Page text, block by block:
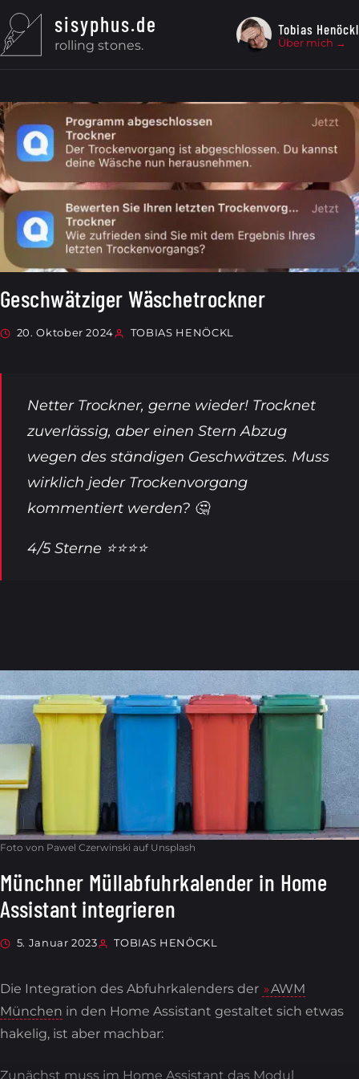
Zum Inhalt springen
sisyphus.de
rolling stones.
Tobias Henöckl
Über mich →
Smart Home
Geschwätziger Wäschetrockner
20. Oktober 2024 TOBIAS HENÖCKL
Netter Trockner, gerne wieder! Trocknet
zuverlässig, aber einen Stern Abzug
wegen des ständigen Geschwätzes. Muss
wirklich jeder Trockenvorgang
kommentiert werden? 🤔
4/5 Sterne ️⭐️⭐️⭐️⭐
Foto von Pawel Czerwinski auf Unsplash
Münchner Müllabfuhrkalender in Home
Assistant integrieren
5. Januar 2023 TOBIAS HENÖCKL
Die Integration des Abfuhrkalenders der
AWM
München in den Home Assistant gestaltet sich etwas
hakelig, ist aber machbar:
Zunächst muss im Home Assistant das Modul